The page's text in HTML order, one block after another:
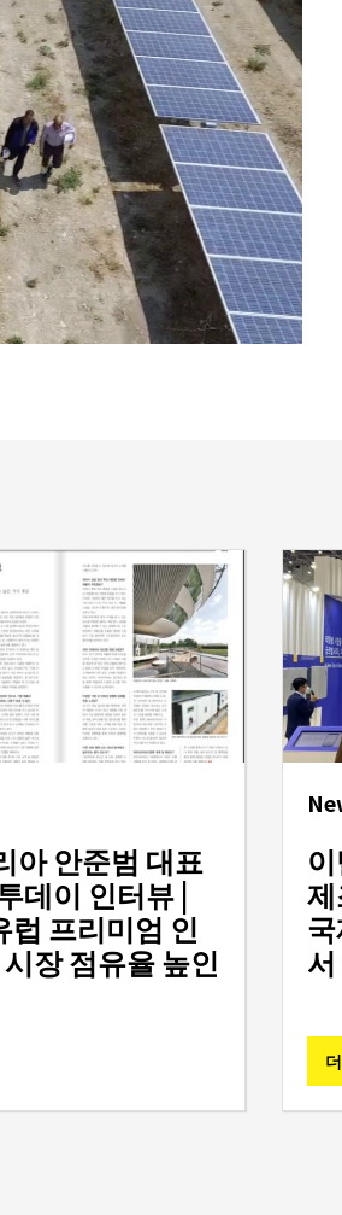
아 안준범 대표
데이 인터뷰 |
럽 프리미엄 인
장 점유율 높인